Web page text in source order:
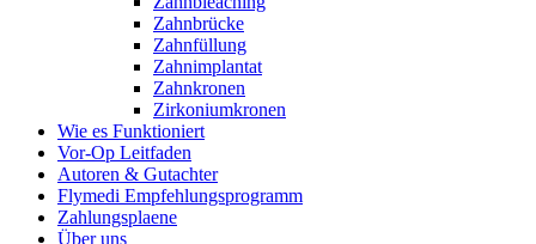
Zahnbrücke
Zahnfüllung
Zahnimplantat
Zahnkronen
Zirkoniumkronen
Wie es Funktioniert
Vor-Op Leitfaden
Autoren & Gutachter
Flymedi Empfehlungsprogramm
Zahlungsplaene
Über uns